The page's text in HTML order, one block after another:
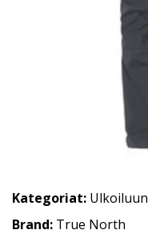
Kategoriat: Ulkoiluun
Brand: True North